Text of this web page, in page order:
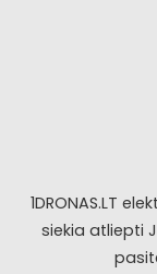
1DRONAS.LT
siekia atliepti